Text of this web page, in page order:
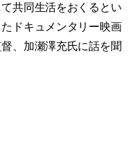
共同生活をおくるとい
ドキュメンタリー映画
、加瀬澤充氏に話を聞